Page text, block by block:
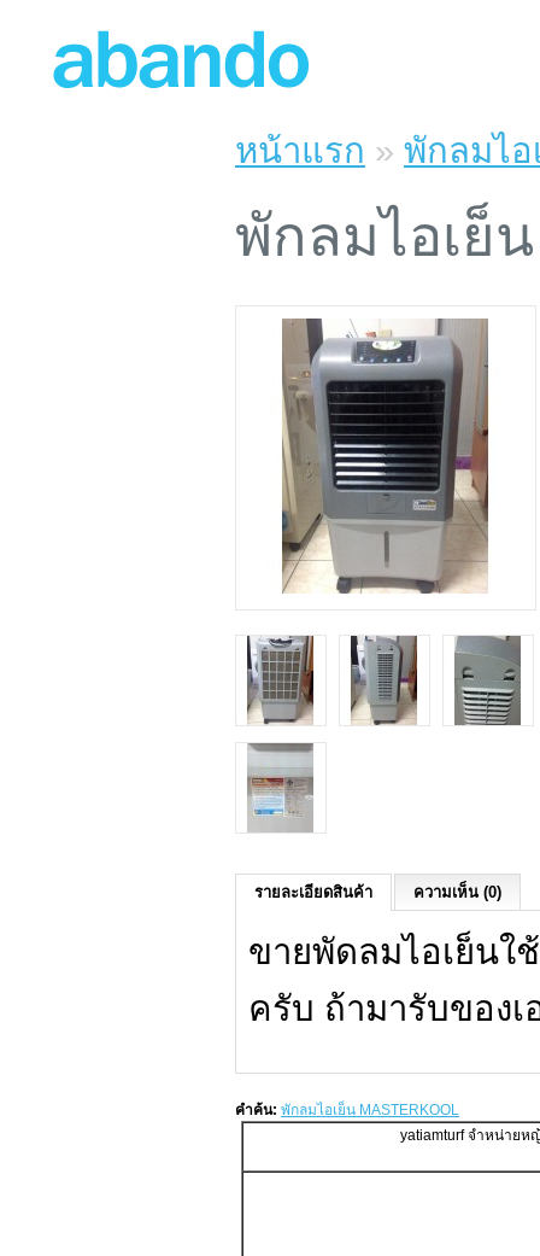
หน้าแรก » พักลมไอ
พักลมไอเย็
รายละเอียดสินค้า ความเห็น (0)
ขายพัดลมไอเย็นใ
ครับ ถ้ามารับของเ
คำค้น: พักลมไอเย็น MASTERKOOL
yatiamturf จำหน่าย